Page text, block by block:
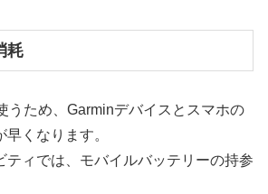
耗
うため、Garminデバイスとスマホの
くなります。
ティでは、モバイルバッテリーの持参